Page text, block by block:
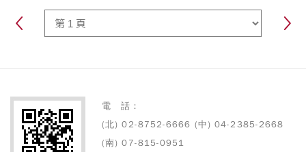
電 話：
(北) 02-8752-6666 (中) 04-2385-2668
(南) 07-815-0951